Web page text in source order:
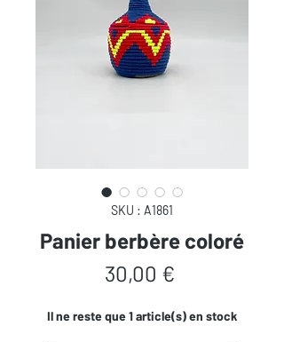
SKU : A1861
Panier berbère coloré
30,00 €
Il ne reste que 1 article(s) en stock